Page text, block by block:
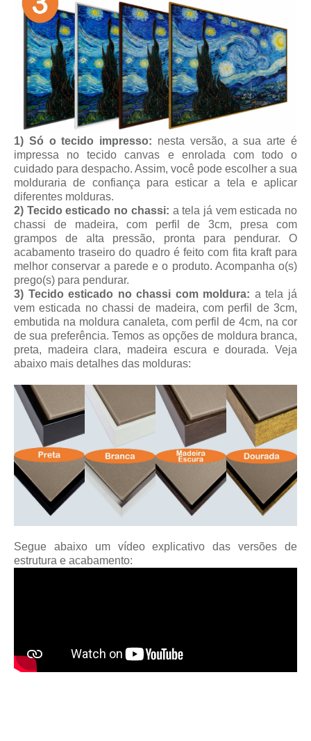
1) Só o tecido impresso: nesta versão, a sua arte é
impressa no tecido canvas e enrolada com todo o
cuidado para despacho. Assim, você pode escolher a sua
molduraria de confiança para esticar a tela e aplicar
diferentes molduras.
2) Tecido esticado no chassi: a tela já vem esticada no
chassi de madeira, com perfil de 3cm, presa com
grampos de alta pressão, pronta para pendurar. O
acabamento traseiro do quadro é feito com fita kraft para
melhor conservar a parede e o produto. Acompanha o(s)
prego(s) para pendurar.
3) Tecido esticado no chassi com moldura: a tela já
vem esticada no chassi de madeira, com perfil de 3cm,
embutida na moldura canaleta, com perfil de 4cm, na cor
de sua preferência. Temos as opções de moldura branca,
preta, madeira clara, madeira escura e dourada. Veja
abaixo mais detalhes das molduras:
Segue abaixo um vídeo explicativo das versões de
estrutura e acabamento: